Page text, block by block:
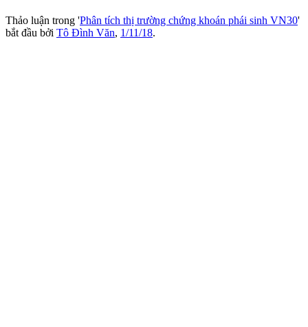
Thảo luận trong 'Phân tích thị trường chứng khoán phái sinh VN30'
bắt đầu bởi Tô Đình Văn, 1/11/18.